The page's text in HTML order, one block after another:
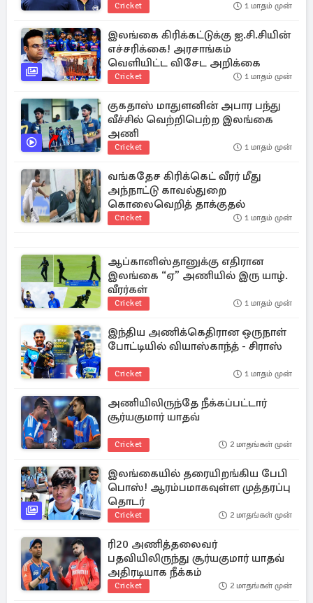
Cricket 1 மாதம் முன்
இலங்கை கிரிக்கட்டுக்கு ஐ.சி.சியின்
எச்சரிக்கை! அரசாங்கம்
வெளியிட்ட விசேட அறிக்கை
Cricket 1 மாதம் முன்
குகதாஸ் மாதுளனின் அபார பந்து
வீச்சில் வெற்றிபெற்ற இலங்கை
அணி
Cricket 1 மாதம் முன்
வங்கதேச கிரிக்கெட் வீரர் மீது
அந்நாட்டு காவல்துறை
கொலைவெறித் தாக்குதல்
Cricket 1 மாதம் முன்
ஆப்கானிஸ்தானுக்கு எதிரான
இலங்கை “ஏ” அணியில் இரு யாழ்.
வீரர்கள்
Cricket 1 மாதம் முன்
இந்திய அணிக்கெதிரான ஒருநாள்
போட்டியில் வியாஸ்காந்த் - சிராஸ்
Cricket 1 மாதம் முன்
அணியிலிருந்தே நீக்கப்பட்டார்
சூர்யகுமார் யாதவ்
Cricket 2 மாதங்கள் முன்
இலங்கையில் தரையிறங்கிய பேபி
பொஸ்! ஆரம்பமாகவுள்ள முத்தரப்பு
தொடர்
Cricket 2 மாதங்கள் முன்
ரி20 அணித்தலைவர்
பதவியிலிருந்து சூர்யகுமார் யாதவ்
அதிரடியாக நீக்கம்
Cricket 2 மாதங்கள் முன்